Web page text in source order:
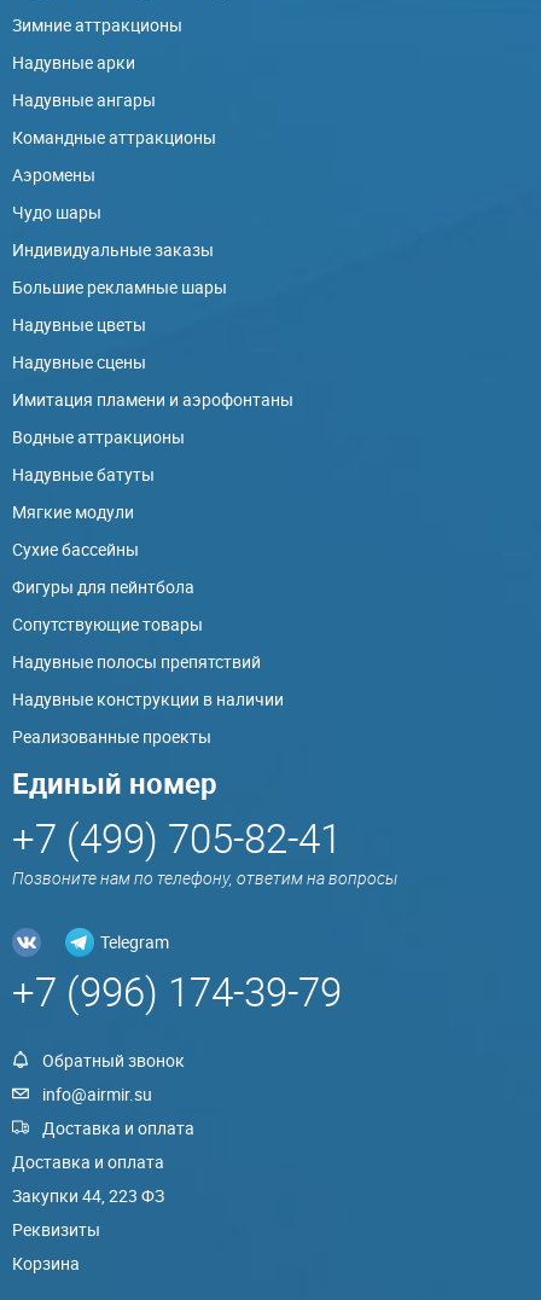
Зимние аттракционы
Надувные арки
Надувные ангары
Командные аттракционы
Аэромены
Чудо шары
Индивидуальные заказы
Большие рекламные шары
Надувные цветы
Надувные сцены
Имитация пламени и аэрофонтаны
Водные аттракционы
Надувные батуты
Мягкие модули
Сухие бассейны
Фигуры для пейнтбола
Сопутствующие товары
Надувные полосы препятствий
Надувные конструкции в наличии
Реализованные проекты
Единый номер
+7 (499) 705-82-41
Позвоните нам по телефону, ответим на вопросы
Telegram
+7 (996) 174-39-79
Обратный звонок
info@airmir.su
Доставка и оплата
Доставка и оплата
Закупки 44, 223 ФЗ
Реквизиты
Корзина